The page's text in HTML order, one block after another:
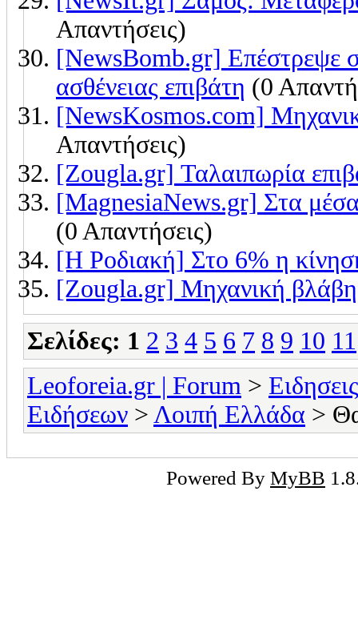
Απαντήσεις)
[NewsBomb.gr] Επέστρεψε
ασθένειας επιβάτη (0
[NewsKosmos.com]
Απαντήσεις)
[Zougla.gr] Ταλαιπωρία
[MagnesiaNews.gr] Στα
(0 Απαντήσεις)
[Η Ροδιακή] Στο 6% η
[Zougla.gr] Μηχανική βλάβη
Σελίδες: 1 2 3 4 5 6 7 8 9 10 11
Leoforeia.gr | Forum > Ειδησεις
Ειδήσεων > Λοιπή Ελλάδα >
Powered By MyBB